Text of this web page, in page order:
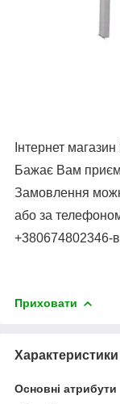
Інтернет
Бажає Вам
Замовлення
або за
+380674802346-
Приховати
Характеристики
Основні атрибути